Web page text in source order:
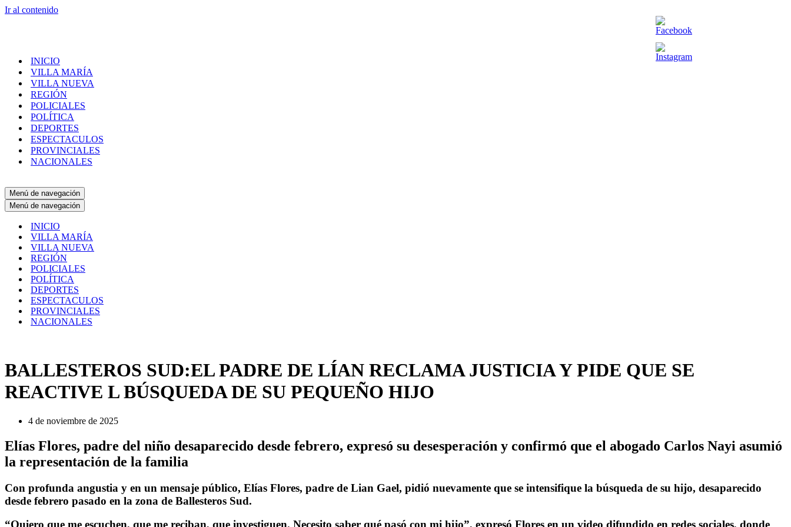
Ir al contenido
INICIO
VILLA MARÍA
VILLA NUEVA
REGIÓN
POLICIALES
POLÍTICA
DEPORTES
ESPECTACULOS
PROVINCIALES
NACIONALES
Menú de navegación
Menú de navegación
INICIO
VILLA MARÍA
VILLA NUEVA
REGIÓN
POLICIALES
POLÍTICA
DEPORTES
ESPECTACULOS
PROVINCIALES
NACIONALES
BALLESTEROS SUD:EL PADRE DE LÍAN RECLAMA JUSTICIA Y PIDE QUE SE
REACTIVE L BÚSQUEDA DE SU PEQUEÑO HIJO
4 de noviembre de 2025
Elías Flores, padre del niño desaparecido desde febrero, expresó su desesperación y confirmó que el abogado Carlos Nayi asumió
la representación de la familia
Con profunda angustia y en un mensaje público, Elías Flores, padre de Lian Gael, pidió nuevamente que se intensifique la búsqueda de su hijo, desaparecido
desde febrero pasado en la zona de Ballesteros Sud.